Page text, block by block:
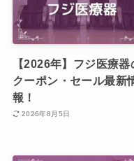
【2026年】フジ医療器
クーポン・セール最新
報！
2026年8月5日